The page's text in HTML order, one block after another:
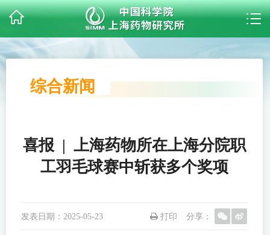
综合新闻
喜报 | 上海药物所在上海分院职
工羽毛球赛中斩获多个奖项
发表日期： 2025-05-23 分享：
打印